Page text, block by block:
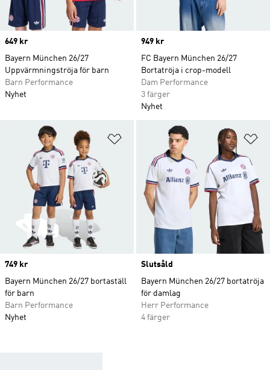
Price
649 kr
Bayern München 26/27
Uppvärmningströja för barn
Barn Performance
Nyhet
Price
949 kr
FC Bayern München 26/27
Bortatröja i crop-modell
Dam Performance
3 färger
Nyhet
Lägg till på önskelistan
Price
749 kr
Bayern München 26/27 bortaställ
för barn
Barn Performance
Nyhet
Slutsåld
Bayern München 26/27 bortatröja
för damlag
Herr Performance
4 färger